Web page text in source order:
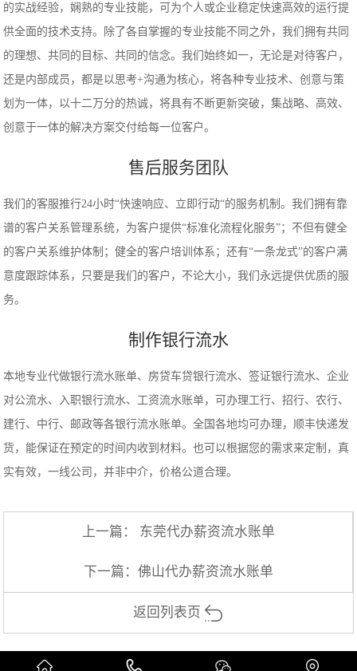
的实战经验，娴熟的专业技能，可为个人或企业稳定快速高效的运行提
供全面的技术支持。除了各自掌握的专业技能不同之外，我们拥有共同
的理想、共同的目标、共同的信念。我们始终如一，无论是对待客户，
还是内部成员，都是以思考+沟通为核心，将各种专业技术、创意与策
划为一体，以十二万分的热诚，将具有不断更新突破，集战略、高效、
创意于一体的解决方案交付给每一位客户。
售后服务团队
我们的客服推行24小时“快速响应、立即行动“的服务机制。我们拥有靠
谱的客户关系管理系统，为客户提供“标准化流程化服务”；不但有健全
的客户关系维护体制；健全的客户培训体系；还有“一条龙式”的客户满
意度跟踪体系，只要是我们的客户，不论大小，我们永远提供优质的服
务。
制作银行流水
本地专业代做银行流水账单、房贷车贷银行流水、签证银行流水、企业
对公流水、入职银行流水、工资流水账单，可办理工行、招行、农行、
建行、中行、邮政等各银行流水账单。全国各地均可办理，顺丰快递发
货，能保证在预定的时间内收到材料。也可以根据您的需求来定制，真
实有效，一线公司，并非中介，价格公道合理。
上一篇： 东莞代办薪资流水账单
下一篇： 佛山代办薪资流水账单
返回列表页